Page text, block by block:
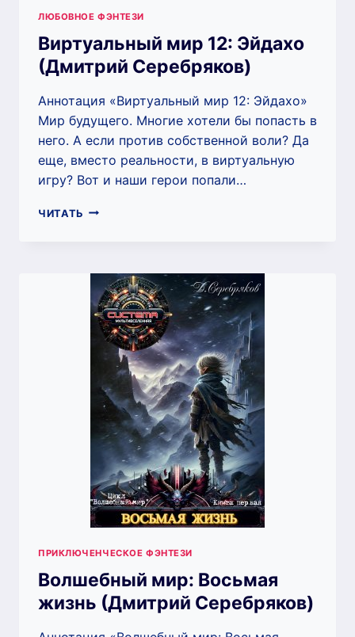
ЛЮБОВНОЕ ФЭНТЕЗИ
Виртуальный мир 12: Эйдахо
(Дмитрий Серебряков)
Аннотация «Виртуальный мир 12: Эйдахо»
Мир будущего. Многие хотели бы попасть в
него. А если против собственной воли? Да
еще, вместо реальности, в виртуальную
игру? Вот и наши герои попали…
ЧИТАТЬ ВИРТУАЛЬНЫЙ
(ДМИТРИЙ
СЕРЕБРЯКОВ)
ПРИКЛЮЧЕНЧЕСКОЕ ФЭНТЕЗИ
Волшебный мир: Восьмая
жизнь (Дмитрий Серебряков)